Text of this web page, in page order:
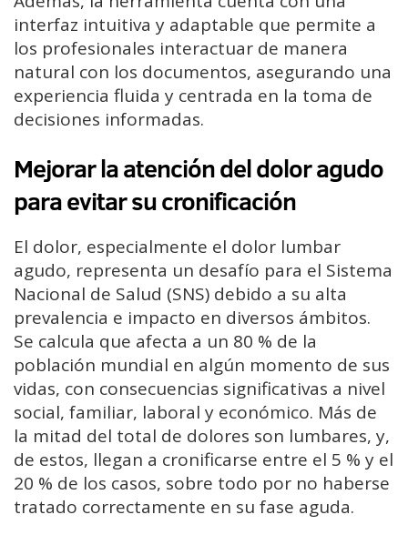
interfaz intuitiva y adaptable que permite a
los profesionales interactuar de manera
natural con los documentos, asegurando una
experiencia fluida y centrada en la toma de
decisiones informadas.
Mejorar la atención del dolor agudo
para evitar su cronificación
El dolor, especialmente el dolor lumbar
agudo, representa un desafío para el Sistema
Nacional de Salud (SNS) debido a su alta
prevalencia e impacto en diversos ámbitos.
Se calcula que afecta a un 80 % de la
población mundial en algún momento de sus
vidas, con consecuencias significativas a nivel
social, familiar, laboral y económico. Más de
la mitad del total de dolores son lumbares, y,
de estos, llegan a cronificarse entre el 5 % y el
20 % de los casos, sobre todo por no haberse
tratado correctamente en su fase aguda.